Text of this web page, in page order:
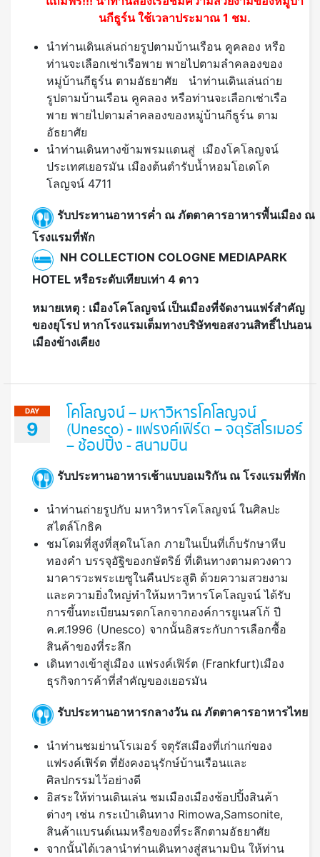
นกีธูร์น ใช้เวลาประมาณ 1 ชม.
นำท่านเดินเล่นถ่ายรูปตามบ้านเรือน คูคลอง หรือ
ท่านจะเลือกเช่าเรือพาย พายไปตามลำคลองของ
หมู่บ้านกีธูร์น ตามอัธยาศัย นำท่านเดินเล่นถ่าย
รูปตามบ้านเรือน คูคลอง หรือท่านจะเลือกเช่าเรือ
พาย พายไปตามลำคลองของหมู่บ้านกีธูร์น ตาม
อัธยาศัย
นำท่านเดินทางข้ามพรมแดนสู่ เมืองโคโลญจน์
ประเทศเยอรมัน เมืองต้นตำรับน้ำหอมโอเดโค
โลญจน์ 4711
รับประทานอาหารคํ่า ณ ภัตตาคารอาหารพื้นเมือง ณ
โรงแรมที่พัก
NH COLLECTION COLOGNE MEDIAPARK
HOTEL หรือระดับเทียบเท่า 4 ดาว
หมายเหตุ : เมืองโคโลญจน์ เป็นเมืองที่จัดงานแฟร์สำคัญ
ของยุโรป หากโรงแรมเต็มทางบริษัทขอสงวนสิทธิ์ไปนอน
เมืองข้างเคียง
DAY
9
โคโลญจน์ – มหาวิหารโคโลญจน์
(Unesco) - แฟรงค์เฟิร์ต – จตุรัสโรเมอร์
– ช้อปปิ้ง - สนามบิน
รับประทานอาหารเช้าแบบอเมริกัน ณ โรงแรมที่พัก
นำท่านถ่ายรูปกับ มหาวิหารโคโลญจน์ ในศิลปะ
สไตล์โกธิค
ชมโดมที่สูงที่สุดในโลก ภายในเป็นที่เก็บรักษาหีบ
ทองคำ บรรจุอัฐิของกษัตริย์ ที่เดินทางตามดวงดาว
มาคารวะพระเยซูในคืนประสูติ ด้วยความสวยงาม
และความยิ่งใหญ่ทำให้มหาวิหารโคโลญจน์ ได้รับ
การขึ้นทะเบียนมรดกโลกจากองค์การยูเนสโก้ ปี
ค.ศ.1996 (Unesco) จากนั้นอิสระกับการเลือกซื้อ
สินค้าของที่ระลึก
เดินทางเข้าสู่เมือง แฟรงค์เฟิร์ต (Frankfurt)เมือง
ธุรกิจการค้าที่สำคัญของเยอรมัน
รับประทานอาหารกลางวัน ณ ภัตตาคารอาหารไทย
นำท่านชมย่านโรเมอร์ จตุรัสเมืองที่เก่าแก่ของ
แฟรงค์เฟิร์ต ที่ยังคงอนุรักษ์บ้านเรือนและ
ศิลปกรรมไว้อย่างดี
อิสระให้ท่านเดินเล่น ชมเมืองเมืองช้อปปิ้งสินค้า
ต่างๆ เช่น กระเป๋าเดินทาง Rimowa,Samsonite,
สินค้าแบรนด์เนมหรือของที่ระลึกตามอัธยาศัย
จากนั้นได้เวลานำท่านเดินทางสู่สนามบิน ให้ท่าน